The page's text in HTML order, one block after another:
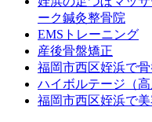
ーク鍼灸整骨院
EMSトレーニング
産後骨盤矯正
福岡市西区姪浜で
ハイボルテージ（
福岡市西区姪浜で